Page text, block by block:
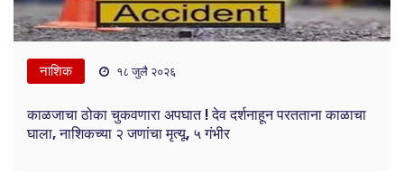
नाशिक १८ जुलै २०२६
काळजाचा ठोका चुकवणारा अपघात ! देव दर्शनाहून परतताना काळाचा
घाला, नाशिकच्या २ जणांचा मृत्यू, ५ गंभीर